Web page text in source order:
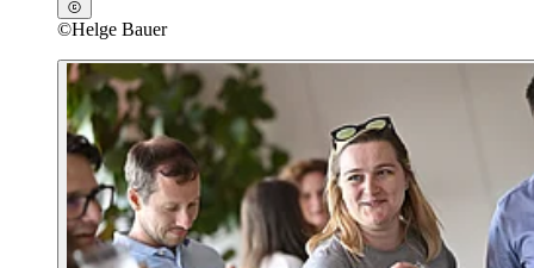
©Helge Bauer